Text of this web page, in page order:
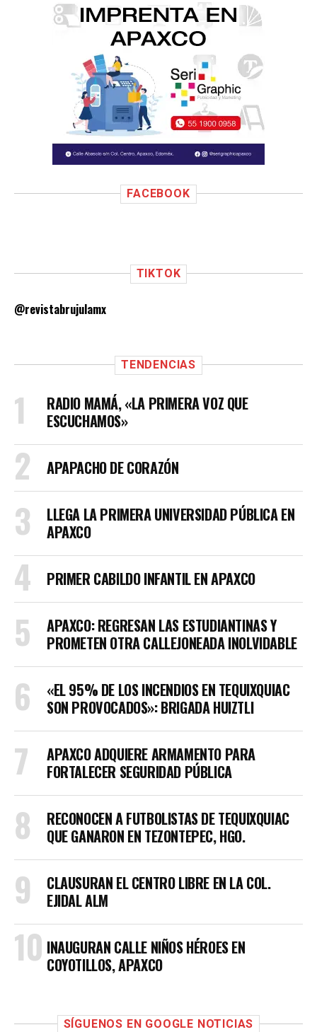
FACEBOOK
TIKTOK
@revistabrujulamx
TENDENCIAS
RADIO MAMÁ, «LA PRIMERA VOZ QUE
ESCUCHAMOS»
APAPACHO DE CORAZÓN
LLEGA LA PRIMERA UNIVERSIDAD PÚBLICA EN
APAXCO
PRIMER CABILDO INFANTIL EN APAXCO
APAXCO: REGRESAN LAS ESTUDIANTINAS Y
PROMETEN OTRA CALLEJONEADA INOLVIDABLE
«EL 95% DE LOS INCENDIOS EN TEQUIXQUIAC
SON PROVOCADOS»: BRIGADA HUIZTLI
APAXCO ADQUIERE ARMAMENTO PARA
FORTALECER SEGURIDAD PÚBLICA
RECONOCEN A FUTBOLISTAS DE TEQUIXQUIAC
QUE GANARON EN TEZONTEPEC, HGO.
CLAUSURAN EL CENTRO LIBRE EN LA COL.
EJIDAL ALM
INAUGURAN CALLE NIÑOS HÉROES EN
COYOTILLOS, APAXCO
SÍGUENOS EN GOOGLE NOTICIAS